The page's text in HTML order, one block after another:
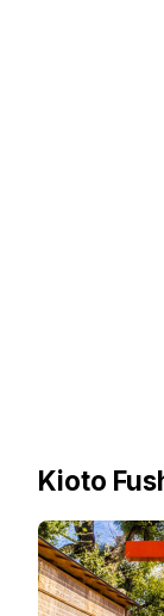
Kioto